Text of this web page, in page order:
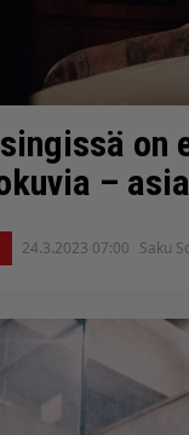
on
–
24.3.2023 07:00 Saku